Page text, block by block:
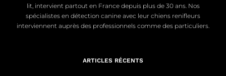
lit, intervient partout en France depuis plus de 30 ans. Nos
spécialistes en détection canine avec leur chiens renifleurs
interviennent auprès des professionnels comme des particuliers.
ARTICLES RÉCENTS